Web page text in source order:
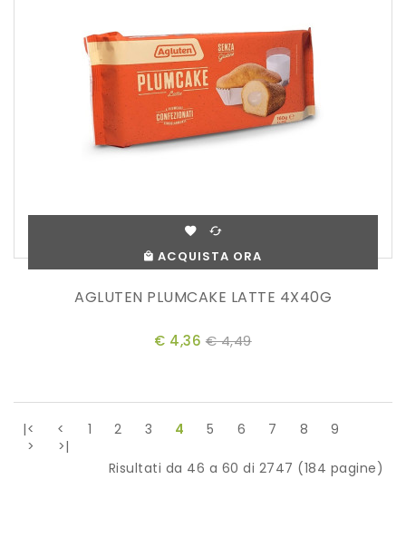
ACQUISTA ORA
AGLUTEN PLUMCAKE LATTE 4X40G
€ 4,36 € 4,49
|< < 1 2 3 4 5 6 7 8
9
>
>|
Risultati da 46 a 60 di 2747 (184 pagine)